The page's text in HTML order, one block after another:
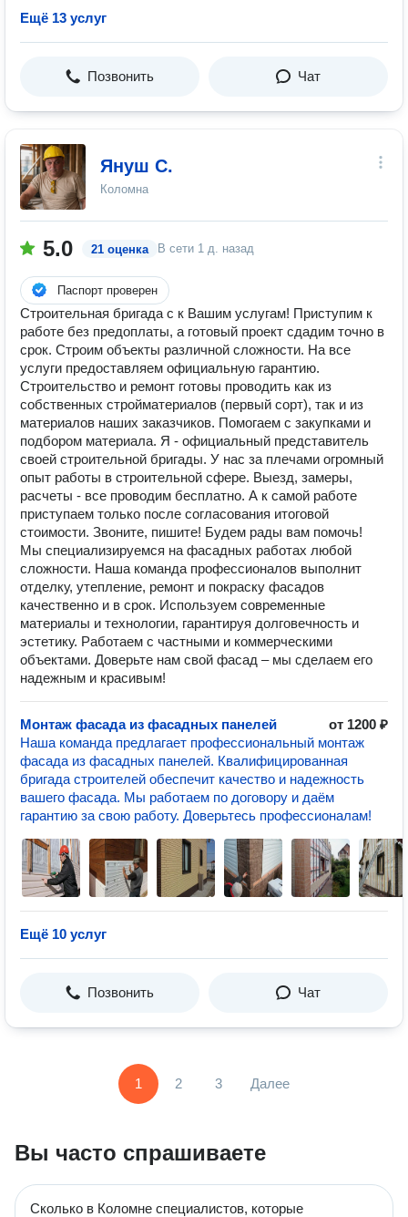
Ещё 13 услуг
Позвонить Чат
Януш С.
Коломна
5.0 21 оценка В сети 1 д. назад
Паспорт проверен
Строительная бригада с к Вашим услугам! Приступим к
работе без предоплаты, а готовый проект сдадим точно в
срок. Строим объекты различной сложности. На все
услуги предоставляем официальную гарантию.
Строительство и ремонт готовы проводить как из
собственных стройматериалов (первый сорт), так и из
материалов наших заказчиков. Помогаем с закупками и
подбором материала. Я - официальный представитель
своей строительной бригады. У нас за плечами огромный
опыт работы в строительной сфере. Выезд, замеры,
расчеты - все проводим бесплатно. А к самой работе
приступаем только после согласования итоговой
стоимости. Звоните, пишите! Будем рады вам помочь!
Мы специализируемся на фасадных работах любой
сложности. Наша команда профессионалов выполнит
отделку, утепление, ремонт и покраску фасадов
качественно и в срок. Используем современные
материалы и технологии, гарантируя долговечность и
эстетику. Работаем с частными и коммерческими
объектами. Доверьте нам свой фасад – мы сделаем его
надежным и красивым!
Монтаж фасада из фасадных панелей
от 1200 ₽
Наша команда предлагает профессиональный монтаж
фасада из фасадных панелей. Квалифицированная
бригада строителей обеспечит качество и надежность
вашего фасада. Мы работаем по договору и даём
гарантию за свою работу. Доверьтесь профессионалам!
Ещё 10 услуг
Позвонить Чат
1 2 3 Далее
Вы часто спрашиваете
Сколько в Коломне специалистов, которые